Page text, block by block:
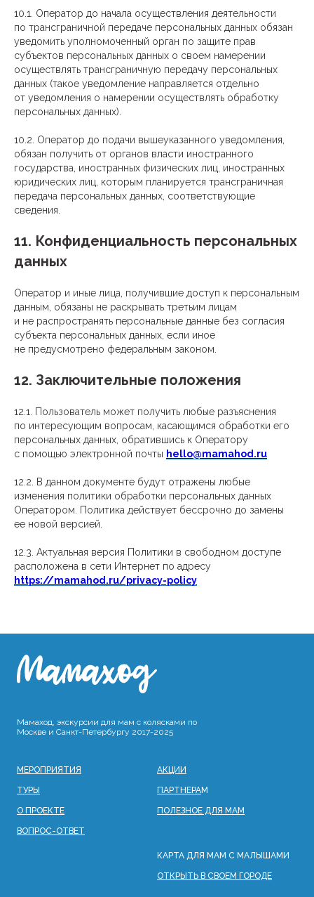
10.1. Оператор до начала осуществления деятельности
по трансграничной передаче персональных данных обязан
уведомить уполномоченный орган по защите прав
субъектов персональных данных о своем намерении
осуществлять трансграничную передачу персональных
данных (такое уведомление направляется отдельно
от уведомления о намерении осуществлять обработку
персональных данных).
10.2. Оператор до подачи вышеуказанного уведомления,
обязан получить от органов власти иностранного
государства, иностранных физических лиц, иностранных
юридических лиц, которым планируется трансграничная
передача персональных данных, соответствующие
сведения.
11. Конфиденциальность персональных
данных
Оператор и иные лица, получившие доступ к персональным
данным, обязаны не раскрывать третьим лицам
и не распространять персональные данные без согласия
субъекта персональных данных, если иное
не предусмотрено федеральным законом.
12. Заключительные положения
12.1. Пользователь может получить любые разъяснения
по интересующим вопросам, касающимся обработки его
персональных данных, обратившись к Оператору
с помощью электронной почты hello@mamahod.ru
12.2. В данном документе будут отражены любые
изменения политики обработки персональных данных
Оператором. Политика действует бессрочно до замены
ее новой версией.
12.3. Актуальная версия Политики в свободном доступе
расположена в сети Интернет по адресу
https://mamahod.ru/privacy-policy
Мамаход, экскурсии для мам с колясками по
Москве и Санкт-Петербургу 2017-2025
МЕРОПРИЯТИЯ
ТУРЫ
О ПРОЕКТЕ
ВОПРОС-ОТВЕТ
АКЦИИ
ПАРТНЕРАМ
ПОЛЕЗНОЕ ДЛЯ МАМ
КАРТА ДЛЯ МАМ С МАЛЫШАМИ
ОТКРЫТЬ В СВОЕМ ГОРОДЕ